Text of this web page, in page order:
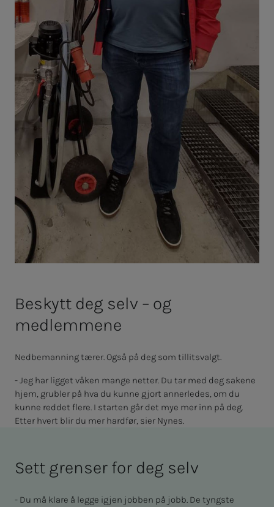
Beskytt deg selv – og
medlemmene
Nedbemanning tærer. Også på deg som tillitsvalgt.
- Jeg har ligget våken mange netter. Du tar med deg sakene
hjem, grubler på hva du kunne gjort annerledes, om du
kunne reddet flere. I starten går det mye mer inn på deg.
Etter hvert blir du mer hardfør, sier Nynes.
Sett grenser for deg selv
- Du må klare å legge igjen jobben på jobb. De tyngste